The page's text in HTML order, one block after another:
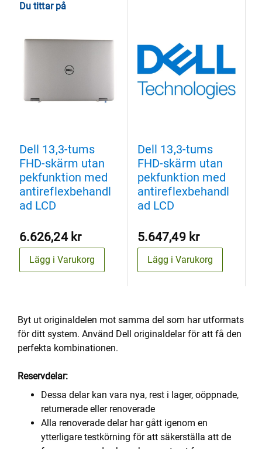
Du tittar på
Dell 13,3-tums
FHD-skärm utan
pekfunktion med
antireflexbehandl
ad LCD
6.626,24 kr
Lägg i Varukorg
Dell 13,3-tums
FHD-skärm utan
pekfunktion med
antireflexbehandl
ad LCD
5.647,49 kr
Lägg i Varukorg
Byt ut originaldelen mot samma del som har utformats
för ditt system. Använd Dell originaldelar för att få den
perfekta kombinationen.
Reservdelar:
Dessa delar kan vara nya, rest i lager, oöppnade,
returnerade eller renoverade
Alla renoverade delar har gått igenom en
ytterligare testkörning för att säkerställa att de